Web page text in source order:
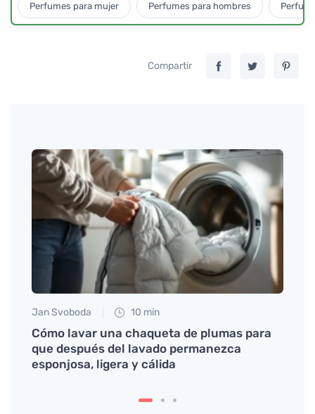
Perfumes para mujer Perfumes para hombres
Compartir
Jan Svoboda 10 min
Cómo lavar una chaqueta de plumas para
que después del lavado permanezca
esponjosa, ligera y cálida